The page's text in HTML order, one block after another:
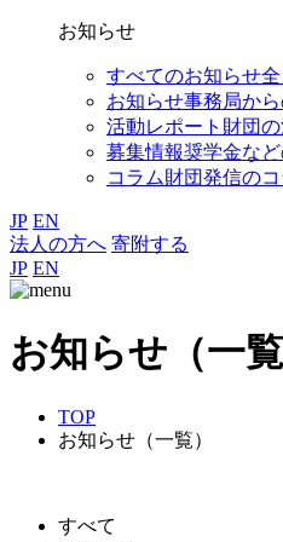
お知らせ
すべてのお知らせ
お知らせ事務局か
活動レポート 財団
募集情報奨学金な
コラム財団発信のコ
JP EN
法人の方へ 寄附する
JP EN
お知らせ（一覧
TOP
お知らせ（一覧）
すべて